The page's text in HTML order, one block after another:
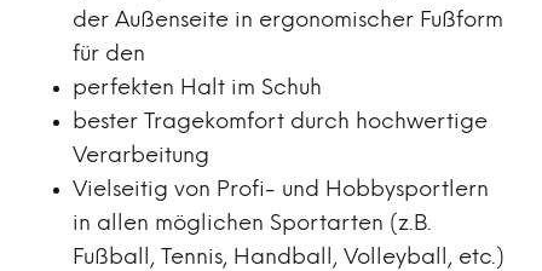
der Außenseite in ergonomischer Fußform
für den
perfekten Halt im Schuh
bester Tragekomfort durch hochwertige
Verarbeitung
Vielseitig von Profi- und Hobbysportlern
in allen möglichen Sportarten (z.B.
Fußball, Tennis, Handball, Volleyball, etc.)